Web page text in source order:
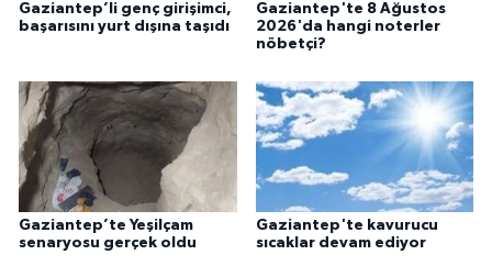
Gaziantep’li genç girişimci,
başarısını yurt dışına taşıdı
Gaziantep'te 8 Ağustos
2026'da hangi noterler
nöbetçi?
Gaziantep’te Yeşilçam
senaryosu gerçek oldu
Gaziantep'te kavurucu
sıcaklar devam ediyor